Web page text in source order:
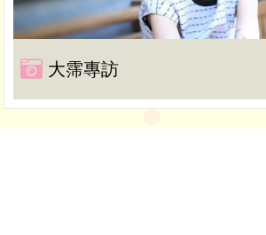
大霈專訪